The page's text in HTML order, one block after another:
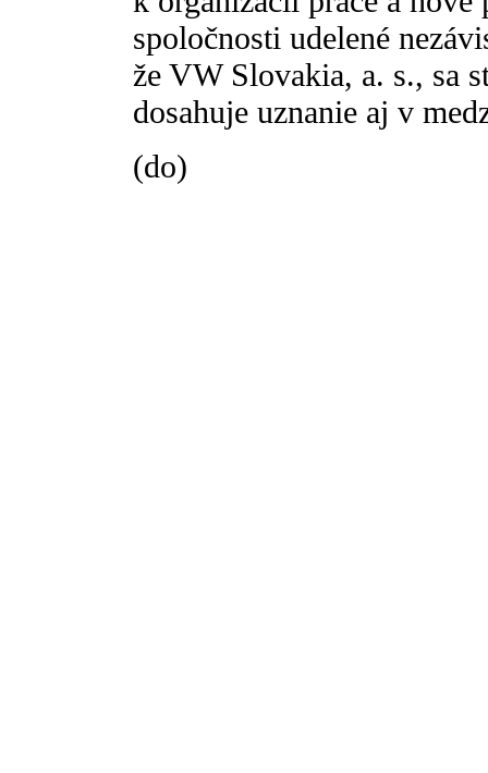
spoločnosti udelené
že VW Slovakia, a. s., sa
dosahuje uznanie aj v
(do)